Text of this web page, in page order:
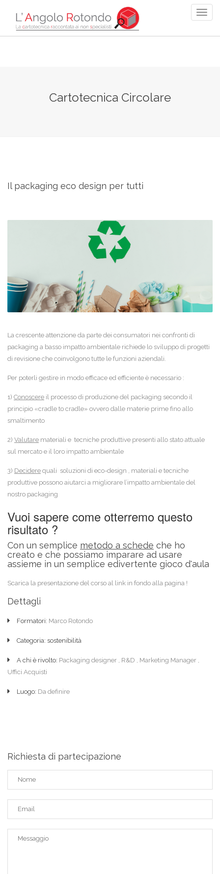
Cartotecnica Circolare
Il packaging eco design per tutti
La crescente attenzione da parte dei consumatori nei confronti di
packaging a basso impatto ambientale richiede lo sviluppo di progetti
di revisione che coinvolgono tutte le funzioni aziendali.
Per poterli gestire in modo efficace ed efficiente è necessario :
1) Conoscere il processo di produzione del packaging secondo il
principio «cradle to cradle» ovvero dalle materie prime fino allo
smaltimento
2) Valutare materiali e tecniche produttive presenti allo stato attuale
sul mercato e il loro impatto ambientale
3) Decidere quali soluzioni di eco-design , materiali e tecniche
produttive possono aiutarci a migliorare l’impatto ambientale del
nostro packaging
Vuoi sapere come otterremo questo
risultato ?
Con un semplice metodo a schede che ho
creato e che possiamo imparare ad usare
assieme in un semplice edivertente gioco d'aula
Scarica la presentazione del corso al link in fondo alla pagina !
Dettagli
Formatori: Marco Rotondo
Categoria: sostenibilità
A chi è rivolto: Packaging designer , R&D , Marketing Manager ,
Uffici Acquisti
Luogo: Da definire
Richiesta di partecipazione